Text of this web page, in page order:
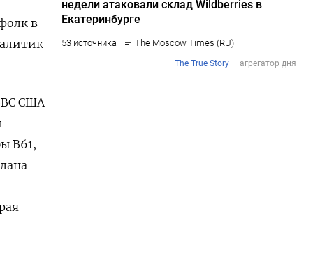
в
США
B61,